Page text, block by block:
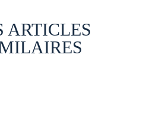
ARTICLES